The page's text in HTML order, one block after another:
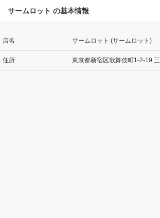
サームロット の基本情報
店名 サームロット (サームロット)
住所 東京都新宿区歌舞伎町1-2-19